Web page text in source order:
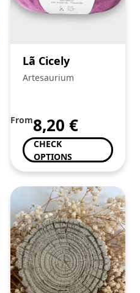
Lã Cicely
Artesaurium
From8,20 €
CHECK
OPTIONS